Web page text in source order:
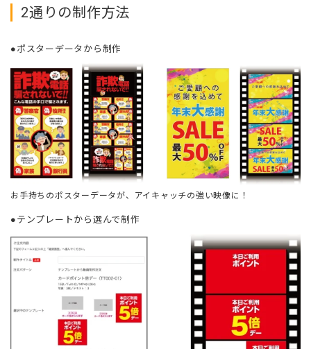
2通りの制作方法
●ポスターデータから制作
お手持ちのポスターデータが、アイキャッチの強い映像に！
●テンプレートから選んで制作